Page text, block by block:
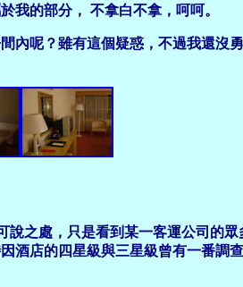
我的部分， 不拿白不拿，呵呵。
呢？雖有這個疑惑，不過我還沒
之處，只是看到某一客運公司的
酒店的四星級與三星級曾有一番調